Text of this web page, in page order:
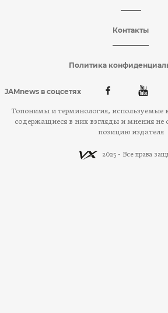
Контакты
Политика
JAMnews в соцсетях
Топонимы и терминология, используемые
содержащиеся в них взгляды и мнения не
позицию издателя
2025 - Все права